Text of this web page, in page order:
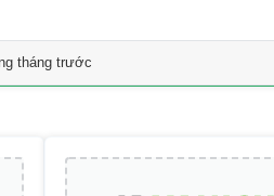
tháng trước